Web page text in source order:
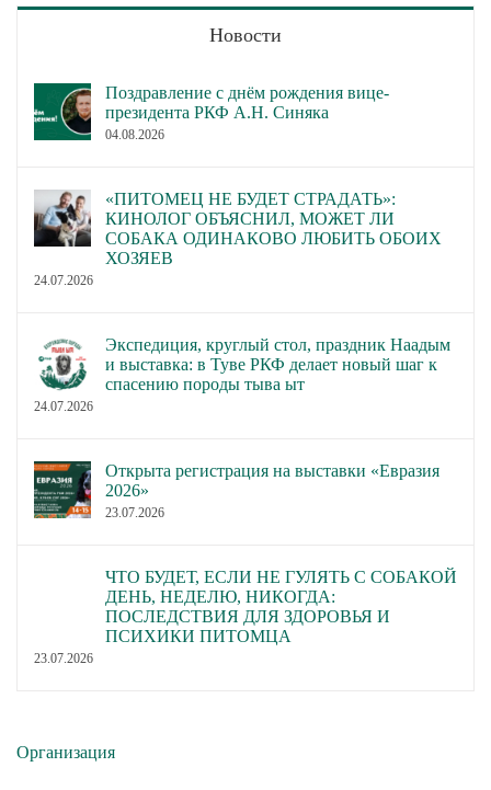
Новости
Поздравление с днём рождения вице-
президента РКФ А.Н. Синяка
04.08.2026
«ПИТОМЕЦ НЕ БУДЕТ СТРАДАТЬ»:
КИНОЛОГ ОБЪЯСНИЛ, МОЖЕТ ЛИ
СОБАКА ОДИНАКОВО ЛЮБИТЬ ОБОИХ
ХОЗЯЕВ
24.07.2026
Экспедиция, круглый стол, праздник Наадым
и выставка: в Туве РКФ делает новый шаг к
спасению породы тыва ыт
24.07.2026
Открыта регистрация на выставки «Евразия
2026»
23.07.2026
ЧТО БУДЕТ, ЕСЛИ НЕ ГУЛЯТЬ С СОБАКОЙ
ДЕНЬ, НЕДЕЛЮ, НИКОГДА:
ПОСЛЕДСТВИЯ ДЛЯ ЗДОРОВЬЯ И
ПСИХИКИ ПИТОМЦА
23.07.2026
Организация